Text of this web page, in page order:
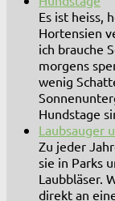
Es ist heiss,
Hortensien
ich brauche
morgens
wenig
Hundstage
Laubsauger
Zu jeder
sie in Parks
Laubbläser.
direkt an